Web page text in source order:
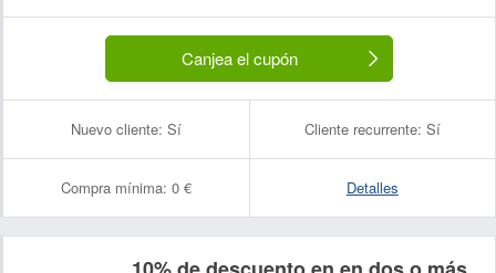
Canjea el cupón
Nuevo cliente: Sí Cliente recurrente: Sí
Compra mínima: 0 € Detalles